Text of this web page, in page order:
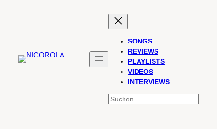
SONGS
REVIEWS
PLAYLISTS
VIDEOS
INTERVIEWS
SUCHEN